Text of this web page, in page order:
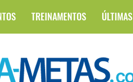
TREINAMENTOS ÚLTIMAS